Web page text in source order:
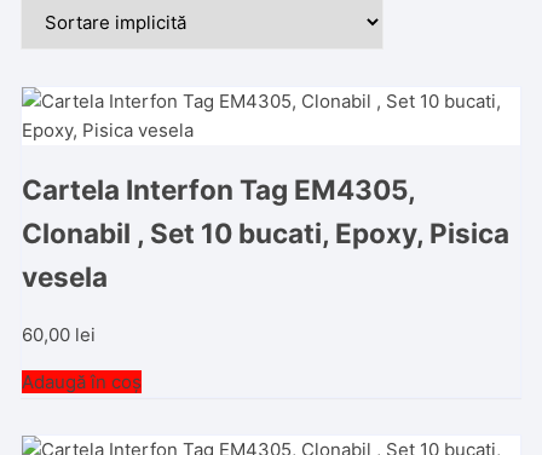
Cartela Interfon Tag EM4305,
Clonabil , Set 10 bucati, Epoxy, Pisica
vesela
60,00 lei
Adaugă în coș